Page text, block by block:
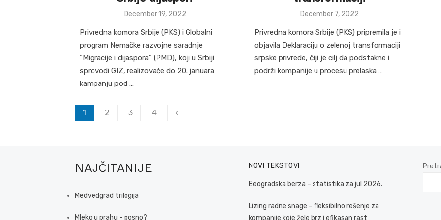
Posted
December 19, 2022
Privredna komora Srbije (PKS) i Globalni
program Nemačke razvojne saradnje
“Migracije i dijaspora” (PMD), koji u Srbiji
sprovodi GIZ, realizovaće do 20. januara
kampanju pod …
Posted
December 7, 2022
Privredna komora Srbije (PKS) pripremila je i
objavila Deklaraciju o zelenoj transformaciji
srpske privrede, čiji je cilj da podstakne i
podrži kompanije u procesu prelaska …
Posts
1 2 3 4 ‹
NAJČITANIJE
Medvedgrad trilogija
Mleko u prahu - posno?
NOVI TEKSTOVI
Beogradska berza – statistika za jul 2026.
Lizing radne snage – fleksibilno rešenje za
kompanije koje žele brz i efikasan rast